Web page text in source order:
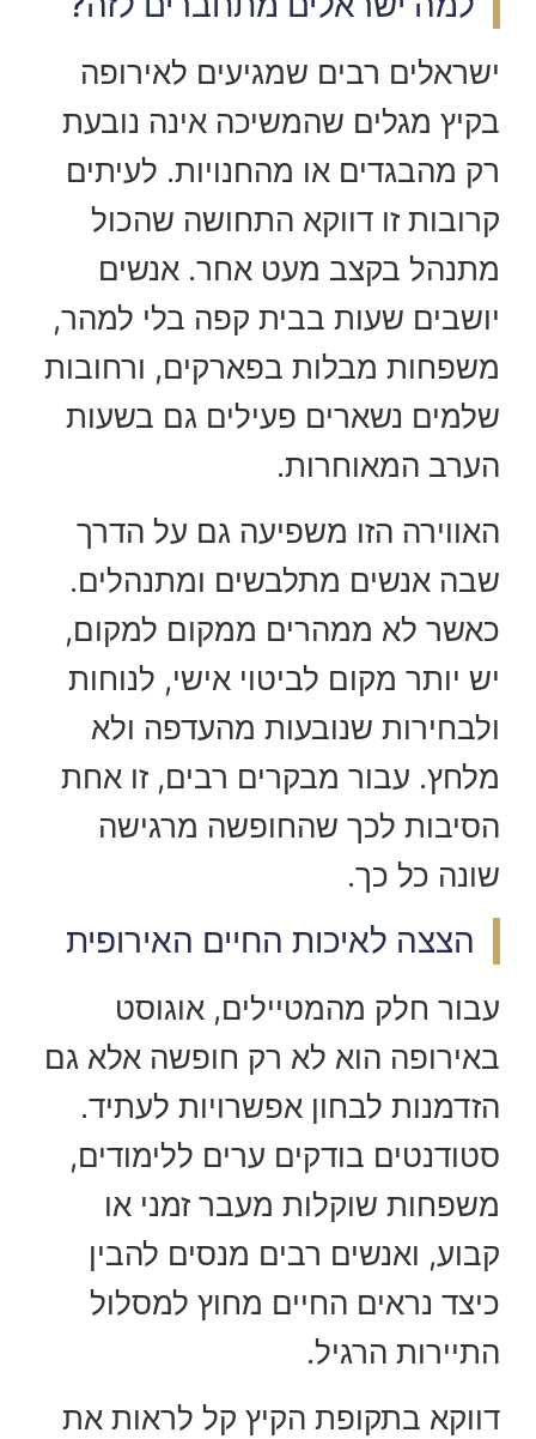
ישראלים רבים שמגיעים לאירופה
בקיץ מגלים שהמשיכה אינה נובעת
רק מהבגדים או מהחנויות. לעיתים
קרובות זו דווקא התחושה שהכול
מתנהל בקצב מעט אחר. אנשים
יושבים שעות בבית קפה בלי למהר,
משפחות מבלות בפארקים, ורחובות
שלמים נשארים פעילים גם בשעות
הערב המאוחרות.
האווירה הזו משפיעה גם על הדרך
שבה אנשים מתלבשים ומתנהלים.
כאשר לא ממהרים ממקום למקום,
יש יותר מקום לביטוי אישי, לנוחות
ולבחירות שנובעות מהעדפה ולא
מלחץ. עבור מבקרים רבים, זו אחת
הסיבות לכך שהחופשה מרגישה
שונה כל כך.
הצצה לאיכות החיים האירופית
עבור חלק מהמטיילים, אוגוסט
באירופה הוא לא רק חופשה אלא גם
הזדמנות לבחון אפשרויות לעתיד.
סטודנטים בודקים ערים ללימודים,
משפחות שוקלות מעבר זמני או
קבוע, ואנשים רבים מנסים להבין
כיצד נראים החיים מחוץ למסלול
התיירות הרגיל.
דווקא בתקופת הקיץ קל לראות את